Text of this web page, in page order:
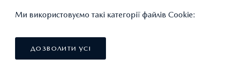
Ми використовуємо такі категорії файлів Cookie:
ДОЗВОЛИТИ УСІ